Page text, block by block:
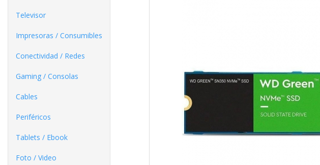
Televisor
Impresoras / Consumibles
Conectividad / Redes
Gaming / Consolas
Cables
Periféricos
Tablets / Ebook
Foto / Video